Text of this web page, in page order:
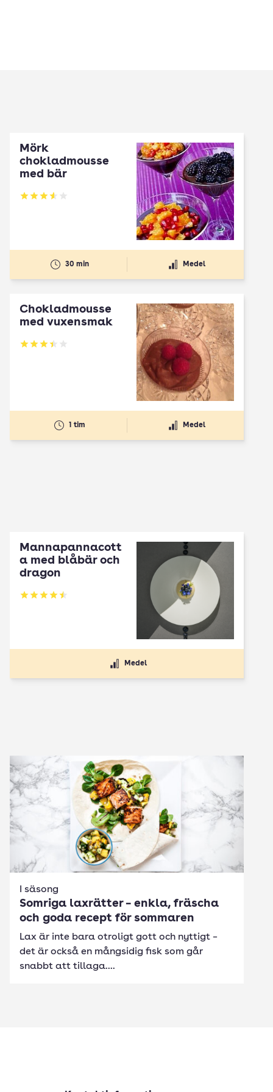
Mörk
chokladmousse
med bär
Betyg: 3.6 av 5
30 min Medel
Chokladmousse
med vuxensmak
Betyg: 3.46 av 5
1 tim Medel
Mannapannacott
a med blåbär och
dragon
Betyg: 4.5 av 5
Medel
I säsong
Somriga laxrätter – enkla, fräscha
och goda recept för sommaren
Lax är inte bara otroligt gott och nyttigt –
det är också en mångsidig fisk som går
snabbt att tillaga....